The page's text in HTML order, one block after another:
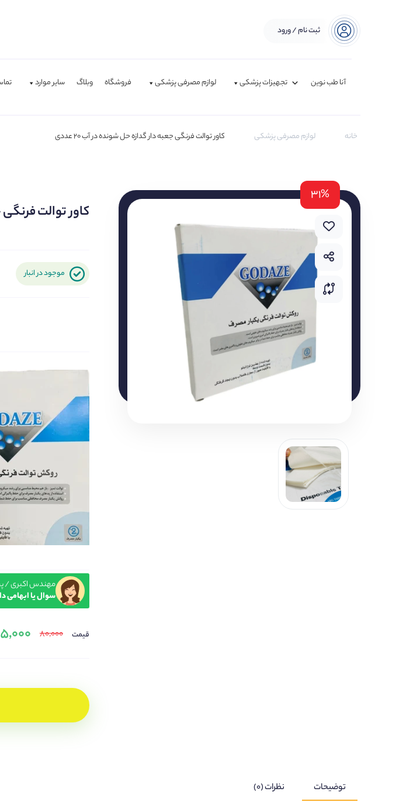
ثبت نام / ورود
آنا طب نوین تجهیزات پزشکی لوازم مصرفی پزشکی فروشگاه وبلاگ سایر موارد
خانه لوازم مصرفی پزشکی کاور توالت فرنگی جعبه دار گدازه حل شونده در آب ۲۰ عددی
۳۱%
کاور توالت فرنگی
موجود در انبار
مهندس اکبری /
سوال یا ابهامی
قیمت ۸۰,۰۰۰
توضیحات نظرات (۰)